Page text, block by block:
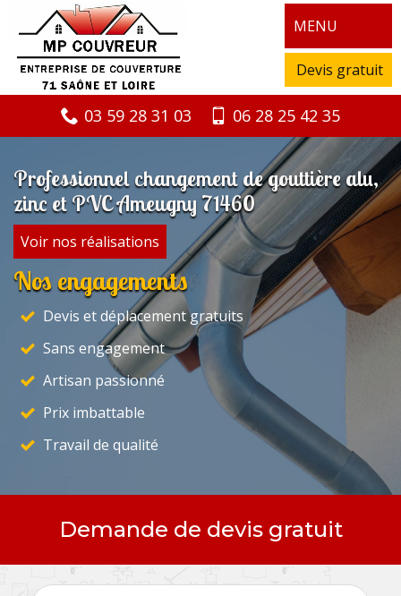
MENU
Devis gratuit
03 59 28 31 03 06 28 25 42 35
Professionnel changement de gouttière alu,
zinc et PVC Ameugny 71460
Voir nos réalisations
Nos engagements
Devis et déplacement gratuits
Sans engagement
Artisan passionné
Prix imbattable
Travail de qualité
Demande de devis gratuit